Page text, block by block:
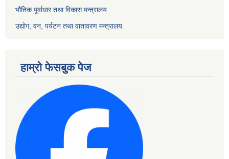
भौतिक पूर्वाधार तथा विकास मन्त्रालय
उद्योग, वन, पर्यटन तथा वातावरण मन्त्रालय
हाम्रो फेसबुक पेज